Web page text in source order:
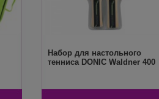
Набор для настольного
тенниса DONIC Waldner 400